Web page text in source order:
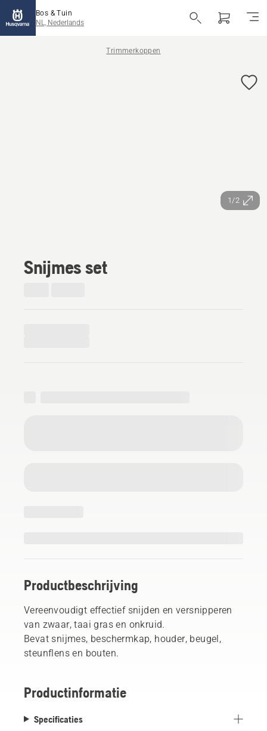
Bos & Tuin
NL, Nederlands
Trimmerkoppen
1/2
Snijmes set
Productbeschrijving
Vereenvoudigt effectief snijden en versnipperen
van zwaar, taai gras en onkruid.
Bevat snijmes, beschermkap, houder, beugel,
steunflens en bouten.
Productinformatie
Specificaties